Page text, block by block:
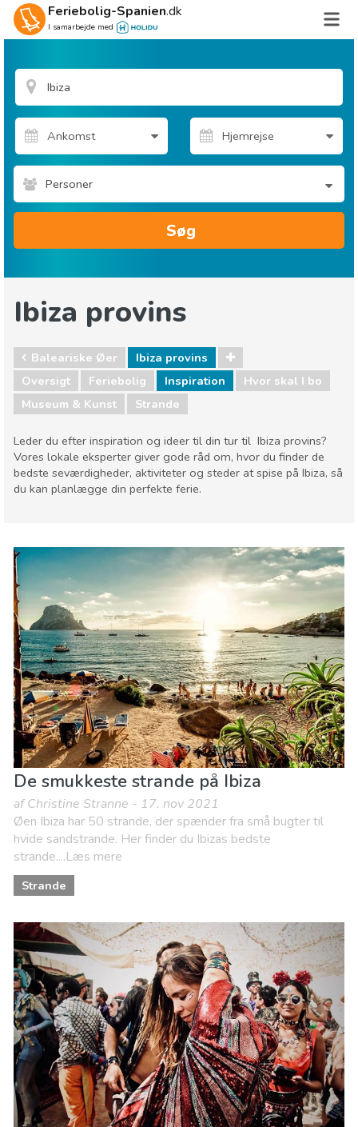
Feriebolig-Spanien.dk
I samarbejde med
Personer
Søg
Ibiza provins
Baleariske Øer
Ibiza provins
Oversigt
Feriebolig Inspiration
Hvor skal I bo
Museum & Kunst
Strande
Leder du efter inspiration og ideer til din tur til Ibiza provins?
Vores lokale eksperter giver gode råd om, hvor du finder de
bedste seværdigheder, aktiviteter og steder at spise på Ibiza, så
du kan planlægge din perfekte ferie.
Hvor skal I bo
Museum & Kunst Strande
De smukkeste strande på Ibiza
af Christine Stranne - 17. nov 2021
Øen Ibiza har 50 strande, der spænder fra små bugter til
hvide sandstrande. Her finder du Ibizas bedste
strande....Læs mere
Strande